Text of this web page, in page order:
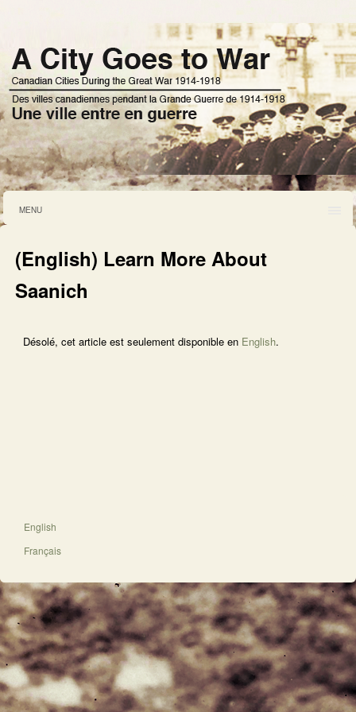
MENU
(English) Learn More About
Saanich
Désolé, cet article est seulement disponible en English.
English
Français